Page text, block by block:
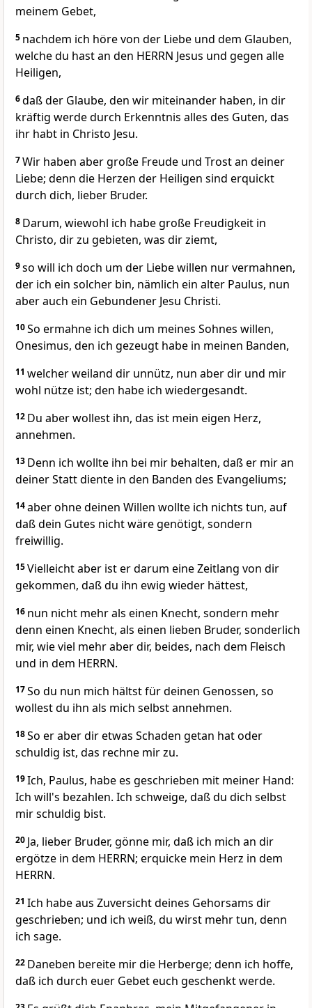
meinem Gebet,
5 nachdem ich höre von der Liebe und dem Glauben,
welche du hast an den HERRN Jesus und gegen alle
Heiligen,
6daß der Glaube, den wir miteinander haben, in dir
kräftig werde durch Erkenntnis alles des Guten, das
ihr habt in Christo Jesu.
7Wir haben aber große Freude und Trost an deiner
Liebe; denn die Herzen der Heiligen sind erquickt
durch dich, lieber Bruder.
8 Darum, wiewohl ich habe große Freudigkeit in
Christo, dir zu gebieten, was dir ziemt,
9so will ich doch um der Liebe willen nur vermahnen,
der ich ein solcher bin, nämlich ein alter Paulus, nun
aber auch ein Gebundener Jesu Christi.
10So ermahne ich dich um meines Sohnes willen,
Onesimus, den ich gezeugt habe in meinen Banden,
11 welcher weiland dir unnütz, nun aber dir und mir
wohl nütze ist; den habe ich wiedergesandt.
12 Du aber wollest ihn, das ist mein eigen Herz,
annehmen.
13 Denn ich wollte ihn bei mir behalten, daß er mir an
deiner Statt diente in den Banden des Evangeliums;
14aber ohne deinen Willen wollte ich nichts tun, auf
daß dein Gutes nicht wäre genötigt, sondern
freiwillig.
15Vielleicht aber ist er darum eine Zeitlang von dir
gekommen, daß du ihn ewig wieder hättest,
16 nun nicht mehr als einen Knecht, sondern mehr
denn einen Knecht, als einen lieben Bruder, sonderlich
mir, wie viel mehr aber dir, beides, nach dem Fleisch
und in dem HERRN.
17So du nun mich hältst für deinen Genossen, so
wollest du ihn als mich selbst annehmen.
18So er aber dir etwas Schaden getan hat oder
schuldig ist, das rechne mir zu.
19Ich, Paulus, habe es geschrieben mit meiner Hand:
Ich will's bezahlen. Ich schweige, daß du dich selbst
mir schuldig bist.
20 Ja, lieber Bruder, gönne mir, daß ich mich an dir
ergötze in dem HERRN; erquicke mein Herz in dem
HERRN.
21 Ich habe aus Zuversicht deines Gehorsams dir
geschrieben; und ich weiß, du wirst mehr tun, denn
ich sage.
22 Daneben bereite mir die Herberge; denn ich hoffe,
daß ich durch euer Gebet euch geschenkt werde.